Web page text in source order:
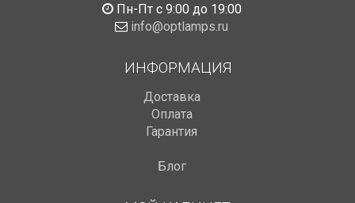
Пн-Пт с 9:00 до 19:00
info@optlamps.ru
ИНФОРМАЦИЯ
Доставка
Оплата
Гарантия
Блог